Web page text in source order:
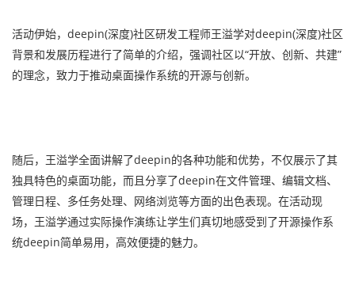
活动伊始，deepin(深度)社区研发工程师王溢学对deepin(深度)社区
背景和发展历程进行了简单的介绍，强调社区以“开放、创新、共建”
的理念，致力于推动桌面操作系统的开源与创新。
随后，王溢学全面讲解了deepin的各种功能和优势，不仅展示了其
独具特色的桌面功能，而且分享了deepin在文件管理、编辑文档、
管理日程、多任务处理、网络浏览等方面的出色表现。在活动现
场，王溢学通过实际操作演练让学生们真切地感受到了开源操作系
统deepin简单易用，高效便捷的魅力。